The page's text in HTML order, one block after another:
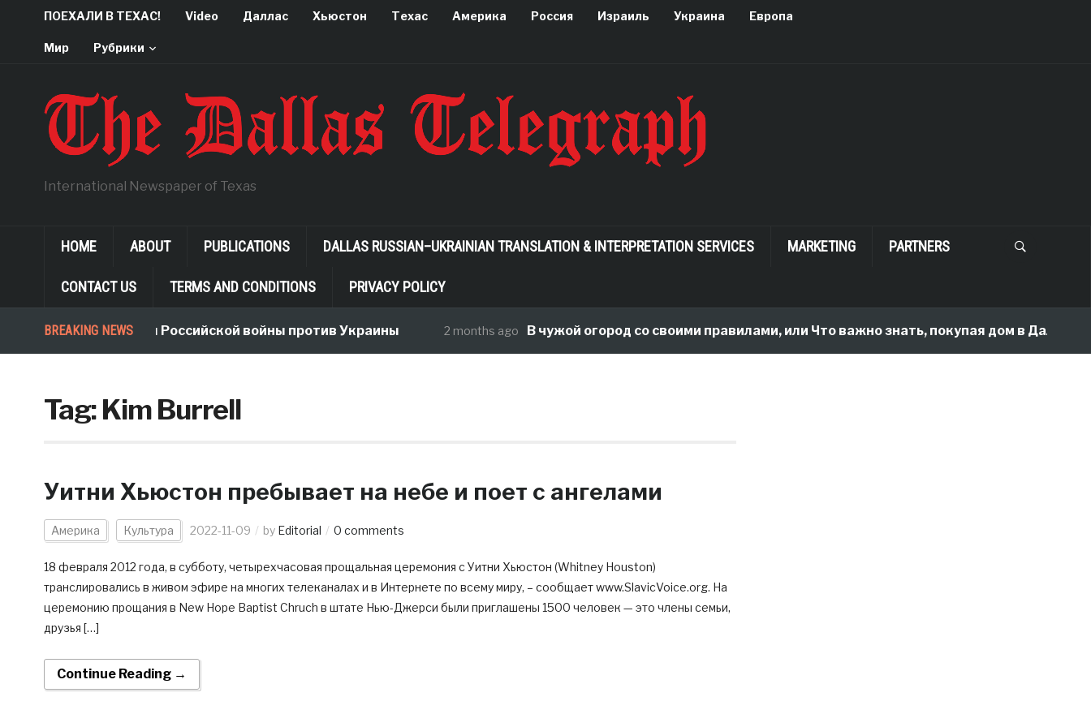
ПОЕХАЛИ В ТЕХАС! Video Даллас Хьюстон Техас Америка Россия Израиль Украина Европа
Мир Рубрики
International Newspaper of Texas
HOME ABOUT PUBLICATIONS DALLAS RUSSIAN–UKRAINIAN TRANSLATION & INTERPRETATION SERVICES MARKETING PARTNERS
CONTACT US TERMS AND CONDITIONS PRIVACY POLICY
BREAKING NEWS
Неологизмы Российской войны против Украины 2 months ago В чужой огород со своими правилами, или Что важно знать, покупая дом в Далласе
Tag:Kim Burrell
Уитни Хьюстон пребывает на небе и поет с ангелами
Америка Культура 2022-11-09 by Editorial 0 comments
18 февраля 2012 года, в субботу, четырехчасовая прощальная церемония с Уитни Хьюстон (Whitney Houston)
транслировались в живом эфире на многих телеканалах и в Интернете по всему миру, – сообщает www.SlavicVoice.org. На
церемонию прощания в New Hope Baptist Chruch в штате Нью-Джерси были приглашены 1500 человек — это члены семьи,
друзья […]
Continue Reading →